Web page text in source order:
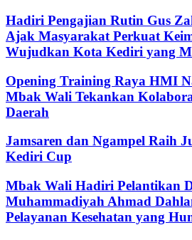
Hadiri Pengajian Rutin Gus
Ajak Masyarakat Perkuat
Wujudkan Kota Kediri yang
Opening Training Raya HMI
Mbak Wali Tekankan
Daerah
Jamsaren dan Ngampel Raih
Kediri Cup
Mbak Wali Hadiri Pelantikan
Muhammadiyah Ahmad
Pelayanan Kesehatan yang